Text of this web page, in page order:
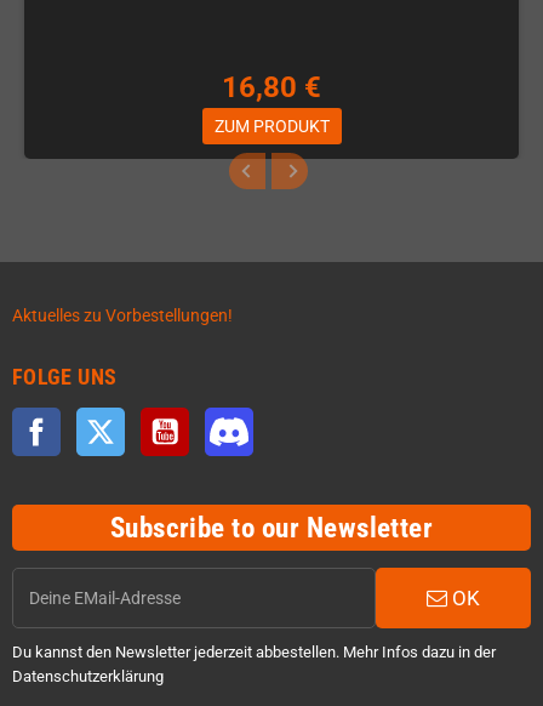
16,80 €
ZUM PRODUKT
Aktuelles zu Vorbestellungen!
FOLGE UNS
Facebook Twitter YouTube
Subscribe to our Newsletter
OK
Du kannst den Newsletter jederzeit abbestellen. Mehr Infos dazu in der
Datenschutzerklärung